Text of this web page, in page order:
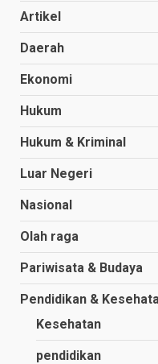
Artikel
Daerah
Ekonomi
Hukum
Hukum & Kriminal
Luar Negeri
Nasional
Olah raga
Pariwisata & Budaya
Pendidikan &
Kesehatan
pendidikan